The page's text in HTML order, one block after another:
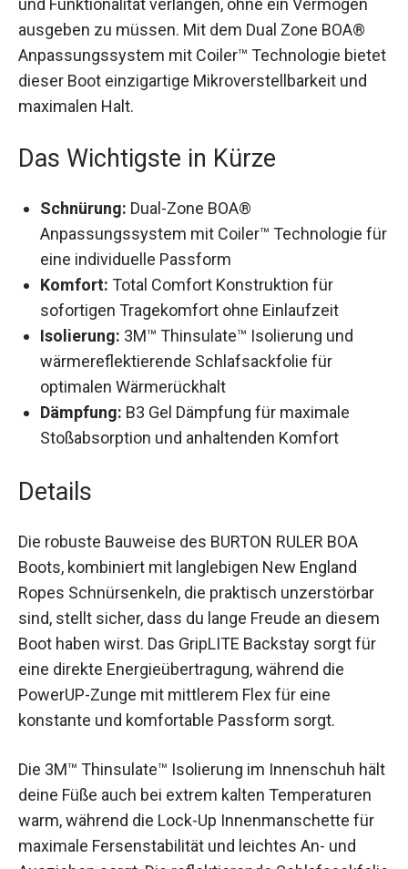
Vermögen ausgeben zu müssen. Mit dem Dual
Zone BOA® Anpassungssystem mit Coiler™
Technologie bietet dieser Boot einzigartige
Mikroverstellbarkeit und maximalen Halt.
Das Wichtigste in Kürze
Anpassungssystem mit Coiler™ Technologie
für eine individuelle Passform
Komfort:Total Comfort Konstruktion für
sofortigen Tragekomfort ohne Einlaufzeit
Isolierung: 3M™ Thinsulate™ Isolierung und
wärmereflektierende Schlafsackfolie für
optimalen Wärmerückhalt
Dämpfung:B3 Gel Dämpfung für maximale
Stoßabsorption und anhaltenden Komfort
Details
Boots, kombiniert mit langlebigen New England
Ropes Schnürsenkeln, die praktisch unzerstörbar
sind, stellt sicher, dass du lange Freude an
diesem Boot haben wirst. Das GripLITE Backstay
sorgt für eine direkte Energieübertragung,
während die PowerUP-Zunge mit mittlerem Flex
für eine konstante und komfortable Passform
sorgt.
Die 3M™ Thinsulate™ Isolierung im Innenschuh
hält deine Füße auch bei extrem kalten
Temperaturen warm, während die Lock-Up
Innenmanschette für maximale Fersenstabilität